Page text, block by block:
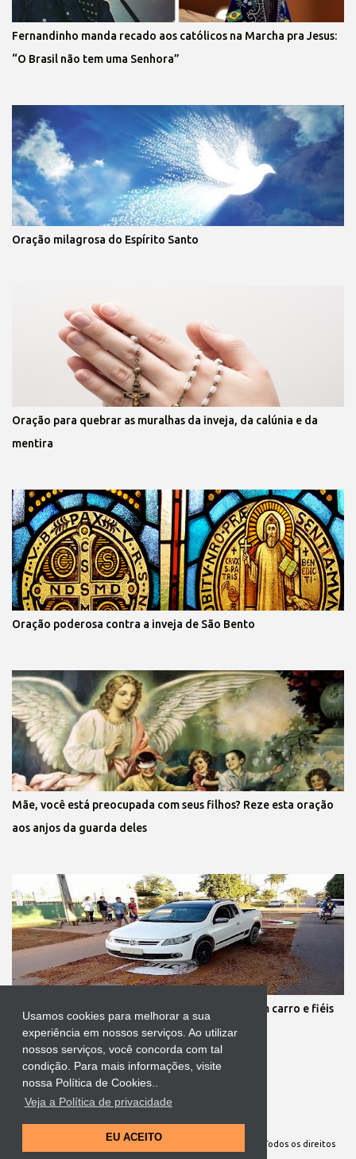
Usamos cookies para melhorar a sua
experiência em nossos serviços. Ao utilizar
nossos serviços, você concorda com tal
condição. Para mais informações, visite
nossa Política de Cookies..
Veja a Política de privacidade
EU ACEITO
Fernandinho manda recado aos católicos na Marcha pra Jesus:
“O Brasil não tem uma Senhora”
Oração milagrosa do Espírito Santo
Oração para quebrar as muralhas da inveja, da calúnia e da
mentira
Oração poderosa contra a inveja de São Bento
Mãe, você está preocupada com seus filhos? Reze esta oração
aos anjos da guarda deles
Protestante destrói tapete de Corpus Christi com carro e fiéis
se revoltam
Tecnologia do Blogger
Site Oficial da Comunidade Nossa Senhora cuida de mim. Todos os direitos